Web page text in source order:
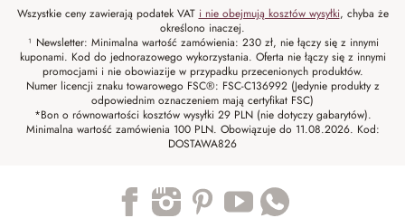
Wszystkie ceny zawierają podatek VAT i nie obejmują kosztów wysyłki, chyba że
określono inaczej.
¹ Newsletter: Minimalna wartość zamówienia: 230 zł, nie łączy się z innymi
kuponami. Kod do jednorazowego wykorzystania. Oferta nie łączy się z innymi
promocjami i nie obowiazije w przypadku przecenionych produktów.
Numer licencji znaku towarowego FSC®: FSC-C136992 (Jedynie produkty z
odpowiednim oznaczeniem mają certyfikat FSC)
*Bon o równowartości kosztów wysyłki 29 PLN (nie dotyczy gabarytów).
Minimalna wartość zamówienia 100 PLN. Obowiązuje do 11.08.2026. Kod:
DOSTAWA826